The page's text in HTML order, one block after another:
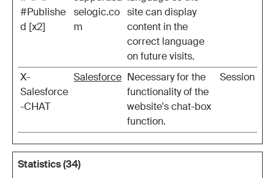
#Publishe
d [x2]
selogic.co
m
site can display
content in the
correct language
on future visits.
X-
Salesforce
-CHAT
Salesforce Necessary for the
functionality of the
website's chat-box
function.
Session
Statistics (34)